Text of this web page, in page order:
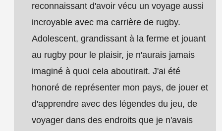
reconnaissant d'avoir vécu un voyage aussi
incroyable avec ma carrière de rugby.
Adolescent, grandissant à la ferme et jouant
au rugby pour le plaisir, je n'aurais jamais
imaginé à quoi cela aboutirait. J'ai été
honoré de représenter mon pays, de jouer et
d'apprendre avec des légendes du jeu, de
voyager dans des endroits que je n'avais